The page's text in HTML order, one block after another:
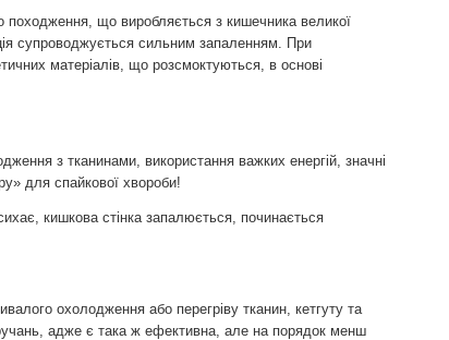
походження, що виробляється з кишечника великої
супроводжується сильним запаленням. При
матеріалів, що розсмоктуються, в основі
з тканинами, використання важких енергій, значні
для спайкової хвороби!
кишкова стінка запалюється, починається
охолодження або перегріву тканин, кетгуту та
адже є така ж ефективна, але на порядок менш